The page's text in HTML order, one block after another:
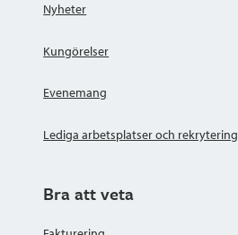
Nyheter
Kungörelser
Evenemang
Lediga arbetsplatser och rekrytering
Bra att veta